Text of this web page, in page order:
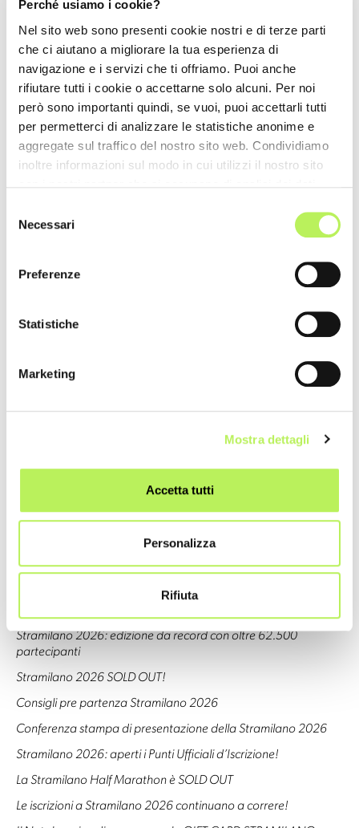
Perché usiamo i cookie?
Nel sito web sono presenti cookie nostri e di terze parti
che ci aiutano a migliorare la tua esperienza di
navigazione e i servizi che ti offriamo. Puoi anche
rifiutare tutti i cookie o accettarne solo alcuni. Per noi
però sono importanti quindi, se vuoi, puoi accettarli tutti
per permetterci di analizzare le statistiche anonime e
aggregate sul traffico del nostro sito web. Condividiamo
inoltre informazioni sul modo in cui utilizzi il nostro sito
combinarle con altre informazioni che hai fornito loro o
delNecessari
Preferenze
Statistiche
Marketing
Mostra dettagli
Accetta tutti
Personalizza
Rifiuta
Sabato 19 Settembre 2026: diventate le stelle della Notte dei
Addio ad Aldo Gelosa: Il “Signore della Stramilano Half
Stramilano 2026: edizione da record con oltre 62.500
partecipanti
Stramilano 2026 SOLD OUT!
Consigli pre partenza Stramilano 2026
Conferenza stampa di presentazione della Stramilano 2026
Stramilano 2026: aperti i Punti Ufficiali d’Iscrizione!
La Stramilano Half Marathon è SOLD OUT
Le iscrizioni a Stramilano 2026 continuano a correre!